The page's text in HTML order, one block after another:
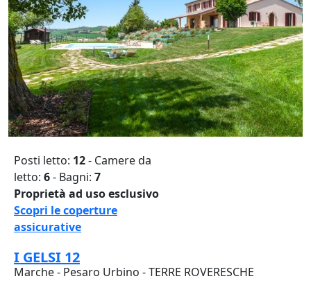
Posti letto: 12- Camere da
letto: 6- Bagni: 7
Proprietà ad uso esclusivo
Scopri le coperture
assicurative
I GELSI 12
Marche - Pesaro Urbino - TERRE ROVERESCHE